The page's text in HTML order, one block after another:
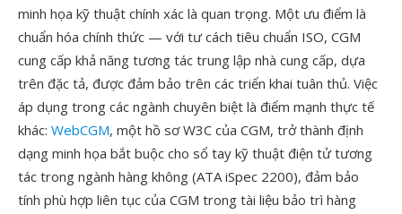
minh họa kỹ thuật chính xác là quan trọng. Một ưu điểm là
chuẩn hóa chính thức — với tư cách tiêu chuẩn ISO, CGM
cung cấp khả năng tương tác trung lập nhà cung cấp, dựa
trên đặc tả, được đảm bảo trên các triển khai tuân thủ. Việc
áp dụng trong các ngành chuyên biệt là điểm mạnh thực tế
khác: WebCGM, một hồ sơ W3C của CGM, trở thành định
dạng minh họa bắt buộc cho sổ tay kỹ thuật điện tử tương
tác trong ngành hàng không (ATA iSpec 2200), đảm bảo
tính phù hợp liên tục của CGM trong tài liệu bảo trì hàng